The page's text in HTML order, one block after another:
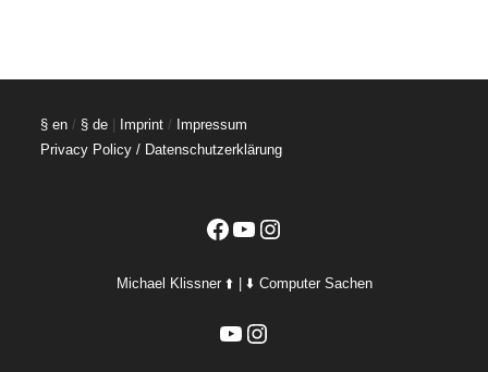
§ en / § de Imprint / Impressum
Privacy Policy / Datenschutzerklärung
Facebook
YouTubeInstagram
Michael Klissner ⬆️ | ⬇️ Computer Sachen
YouTubeInstagram